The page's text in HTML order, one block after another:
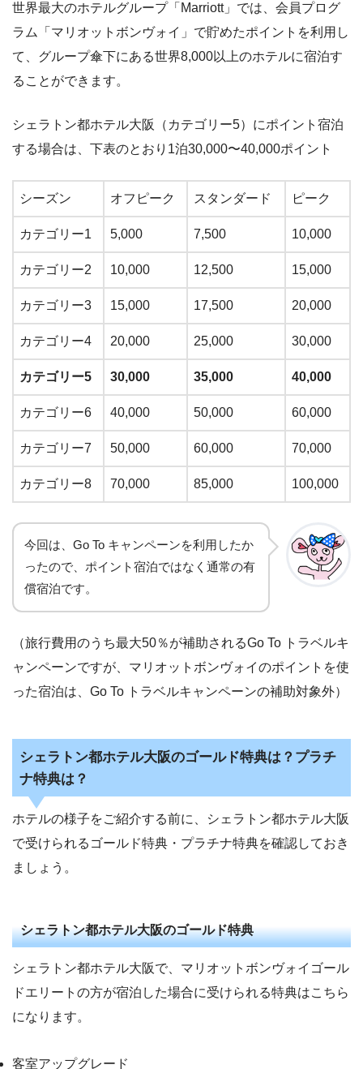
世界最大のホテルグループ「Marriott」では、会員プログ
ラム「マリオットボンヴォイ」で貯めたポイントを利用し
て、グループ傘下にある世界8,000以上のホテルに宿泊す
ることができます。
シェラトン都ホテル大阪（カテゴリー5）にポイント宿泊
する場合は、下表のとおり1泊30,000〜40,000ポイント
シーズン オフピーク スタンダード ピーク
カテゴリー1 5,000 7,500 10,000
カテゴリー2 10,000 12,500 15,000
カテゴリー3 15,000 17,500 20,000
カテゴリー4 20,000 25,000 30,000
カテゴリー5 30,000 35,000 40,000
カテゴリー6 40,000 50,000 60,000
カテゴリー7 50,000 60,000 70,000
カテゴリー8 70,000 85,000 100,000
今回は、Go To キャンペーンを利用したか
ったので、ポイント宿泊ではなく通常の有
償宿泊です。
（旅行費用のうち最大50％が補助されるGo To トラベルキ
ャンペーンですが、マリオットボンヴォイのポイントを使
った宿泊は、Go To トラベルキャンペーンの補助対象外）
シェラトン都ホテル大阪のゴールド特典は？プラチ
ナ特典は？
ホテルの様子をご紹介する前に、シェラトン都ホテル大阪
で受けられるゴールド特典・プラチナ特典を確認しておき
ましょう。
シェラトン都ホテル大阪のゴールド特典
シェラトン都ホテル大阪で、マリオットボンヴォイゴール
ドエリートの方が宿泊した場合に受けられる特典はこちら
になります。
客室アップグレード